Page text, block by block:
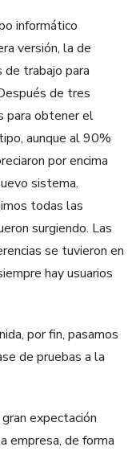
informático
versión, la de
trabajo para
de tres
para obtener el
aunque al 90%
por encima
sistema.
todas las
surgiendo. Las
se tuvieron en
hay usuarios
por fin, pasamos
de pruebas a la
expectación
empresa, de forma